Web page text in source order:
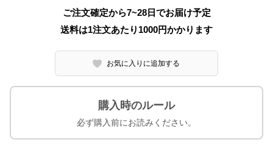
ご注文確定から7~28日でお届け予定
送料は1注文あたり 1000円かかります
お気に入りに追加する
購入時のルール
必ず購入前にお読みください。